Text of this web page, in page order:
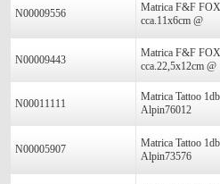
N00009556
Matrica F&F
cca.11x6cm @
N00009443
Matrica F&F
cca.22,5x12cm @
N00011111
Matrica Tattoo
Alpin76012
N00005907
Matrica Tattoo
Alpin73576